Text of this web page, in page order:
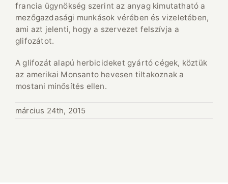
francia ügynökség szerint az anyag kimutatható a
mezőgazdasági munkások vérében és vizeletében,
ami azt jelenti, hogy a szervezet felszívja a
glifozátot.
A glifozát alapú herbicideket gyártó cégek, köztük
az amerikai Monsanto hevesen tiltakoznak a
mostani minősítés ellen.
március 24th, 2015